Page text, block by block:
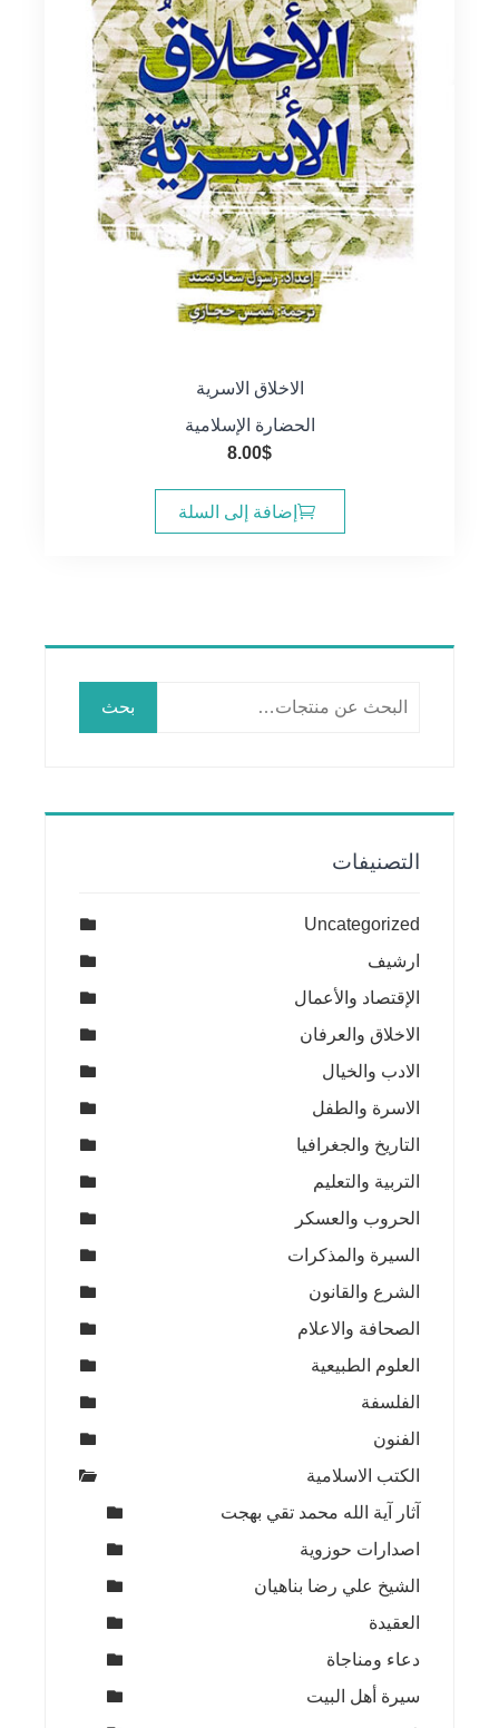
الاخلاق الاسرية
الحضارة الإسلامية
8.00$
إضافة إلى السلة
بحث
التصنيفات
Uncategorized
ارشيف
الإقتصاد والأعمال
الاخلاق والعرفان
الادب والخيال
الاسرة والطفل
التاريخ والجغرافيا
التربية والتعليم
الحروب والعسكر
السيرة والمذكرات
الشرع والقانون
الصحافة والاعلام
العلوم الطبيعية
الفلسفة
الفنون
الكتب الاسلامية
آثار آية الله محمد تقي بهجت
اصدارات حوزوية
الشيخ علي رضا بناهيان
العقيدة
دعاء ومناجاة
سيرة أهل البيت